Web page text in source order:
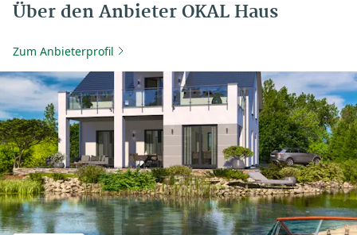
Über den Anbieter OKAL Haus
Zum Anbieterprofil